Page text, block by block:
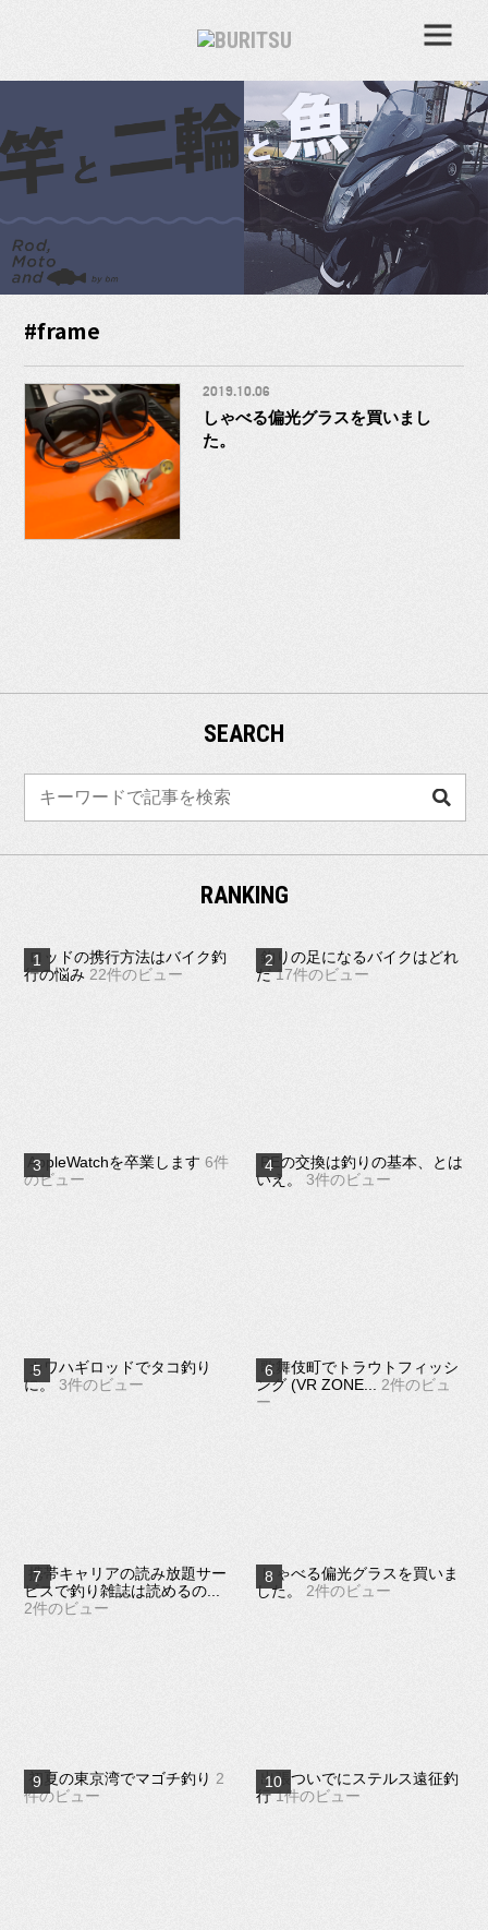
#frame
2019.10.06
しゃべる偏光グラスを買いまし
た。
SEARCH
RANKING
ロッドの携行方法はバイク釣
行の悩み 22件のビュー
釣りの足になるバイクはどれ
だ 17件のビュー
AppleWatchを卒業します 6件
のビュー
PEの交換は釣りの基本、とは
いえ。
3件のビュー
カワハギロッドでタコ釣り
に。 3件のビュー
歌舞伎町でトラウトフィッシ
ング (VR ZONE... 2件のビュ
ー
携帯キャリアの読み放題サー
ビスで釣り雑誌は読めるの...
2件のビュー
しゃべる偏光グラスを買いま
した。
2件のビュー
初夏の東京湾でマゴチ釣り 2
件のビュー
出張ついでにステルス遠征釣
行 1件のビュー